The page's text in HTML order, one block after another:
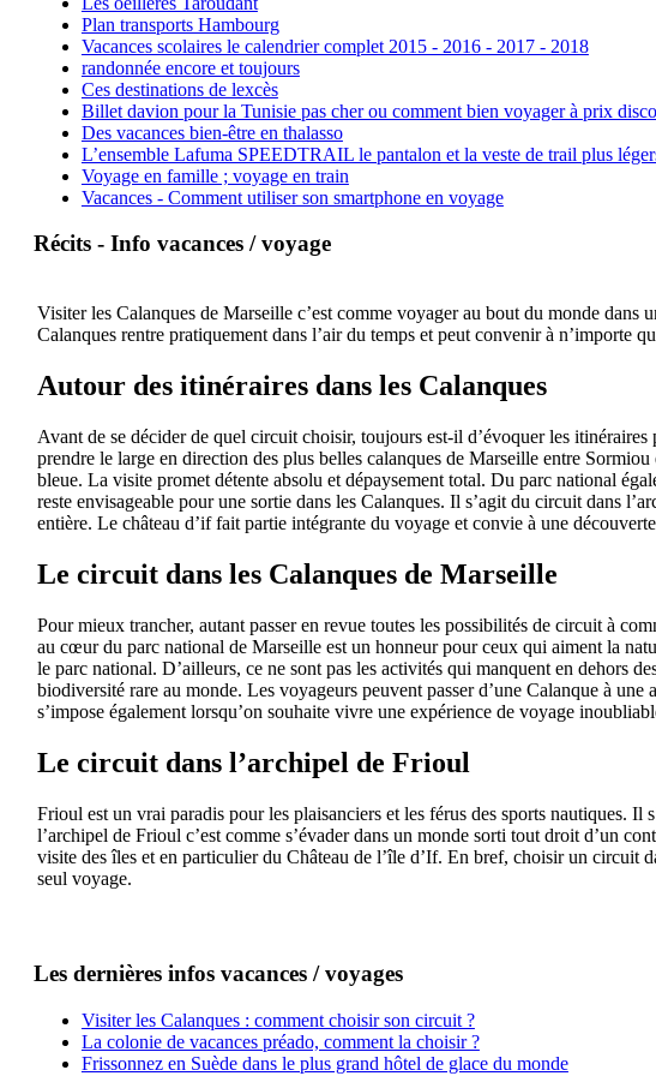
Plan transports Hambourg
Vacances scolaires le calendrier complet 2015 - 2016 - 2017 - 2018
randonnée encore et toujours
Ces destinations de lexcès
Billet davion pour la Tunisie pas cher ou comment bien voyager à prix
Des vacances bien-être en thalasso
L’ensemble Lafuma SPEEDTRAIL le pantalon et la veste de trail plus
Voyage en famille ; voyage en train
Vacances - Comment utiliser son smartphone en voyage
Récits - Info vacances / voyage
Visiter les Calanques de Marseille c’est comme voyager au bout du monde
Calanques rentre pratiquement dans l’air du temps et peut convenir à n’importe
Autour des itinéraires dans les Calanques
Avant de se décider de quel circuit choisir, toujours est-il d’évoquer les itinéraires
prendre le large en direction des plus belles calanques de Marseille entre
bleue. La visite promet détente absolu et dépaysement total. Du parc national
reste envisageable pour une sortie dans les Calanques. Il s’agit du circuit dans
entière. Le château d’if fait partie intégrante du voyage et convie à une
Le circuit dans les Calanques de Marseille
Pour mieux trancher, autant passer en revue toutes les possibilités de circuit à
au cœur du parc national de Marseille est un honneur pour ceux qui aiment la
le parc national. D’ailleurs, ce ne sont pas les activités qui manquent en dehors
biodiversité rare au monde. Les voyageurs peuvent passer d’une Calanque à
s’impose également lorsqu’on souhaite vivre une expérience de voyage
Le circuit dans l’archipel de Frioul
Frioul est un vrai paradis pour les plaisanciers et les férus des sports nautiques. Il
l’archipel de Frioul c’est comme s’évader dans un monde sorti tout droit d’un
visite des îles et en particulier du Château de l’île d’If. En bref, choisir un circuit
seul voyage.
Les dernières infos vacances / voyages
Visiter les Calanques : comment choisir son circuit ?
La colonie de vacances préado, comment la choisir ?
Frissonnez en Suède dans le plus grand hôtel de glace du monde